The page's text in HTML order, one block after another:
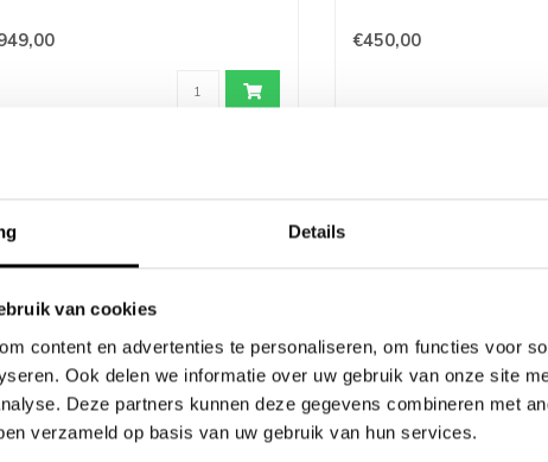
Details
van cookies
content en advertenties te personaliseren, om functies voor
Ook delen we informatie over uw gebruik van onze site
Deze partners kunnen deze gegevens combineren met
verzameld op basis van uw gebruik van hun services.
€450,00
SOLDES -57%